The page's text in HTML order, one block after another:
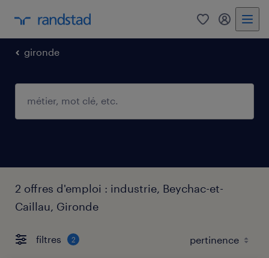
0 mon
gironde
2 offres d'emploi : industrie, Beychac-et-
Caillau, Gironde
filtres 2